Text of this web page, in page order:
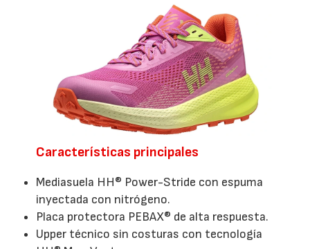
Características principales
Mediasuela HH® Power-Stride con espuma
inyectada con nitrógeno.
Placa protectora PEBAX® de alta respuesta.
Upper técnico sin costuras con tecnología